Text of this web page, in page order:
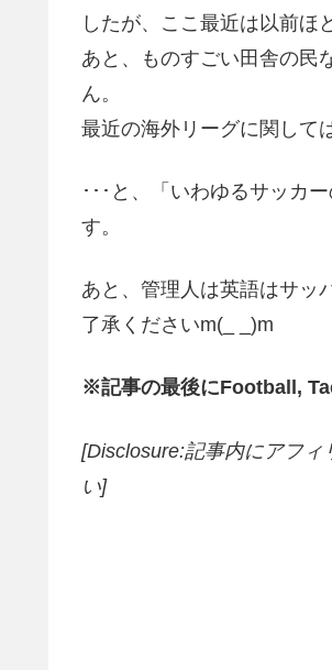
したが、ここ最近は以前ほ
あと、ものすごい田舎の民
ん。
最近の海外リーグに関して
･･･と、「いわゆるサッカ
す。
あと、管理人は英語はサッ
了承くださいm(_ _)m
※記事の最後にFootball,
[Disclosure:記事内にアフ
い]